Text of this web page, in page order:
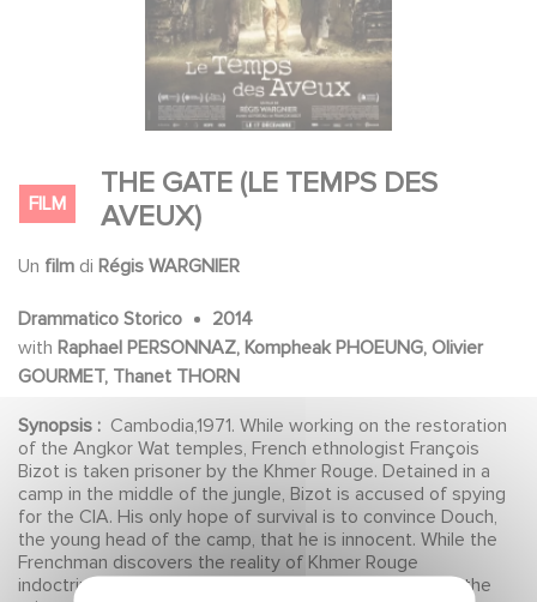
FILM
THE GATE (LE TEMPS DES
AVEUX)
Un film di Régis WARGNIER
Drammatico Storico
2014
with Raphael PERSONNAZ, Kompheak PHOEUNG, Olivier
GOURMET, Thanet THORN
Synopsis : Cambodia,1971. While working on the restoration
of the Angkor Wat temples, French ethnologist François
Bizot is taken prisoner by the Khmer Rouge. Detained in a
camp in the middle of the jungle, Bizot is accused of spying
for the CIA. His only hope of survival is to convince Douch,
the young head of the camp, that he is innocent. While the
Frenchman discovers the reality of Khmer Rouge
indoctrination, an indefinable bond develops between the